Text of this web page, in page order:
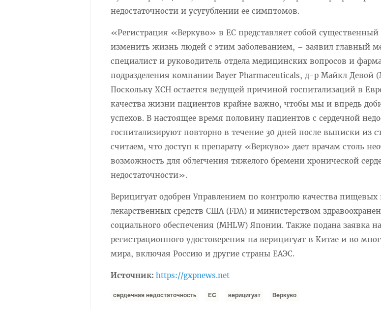
недостаточности и усугублении ее симптомов.
«Регистрация «Веркуво» в ЕС представляет собой
изменить жизнь людей с этим заболеванием, – заявил главный
специалист и руководитель отдела медицинских вопросов и
подразделения компании Bayer Pharmaceuticals, д-р Майкл Девой
Поскольку ХСН остается ведущей причиной госпитализаций в
качества жизни пациентов крайне важно, чтобы мы и впредь
успехов. В настоящее время половину пациентов с сердечной
госпитализируют повторно в течение 30 дней после выписки из
считаем, что доступ к препарату «Веркуво» дает врачам столь
возможность для облегчения тяжелого бремени хронической
недостаточности».
Верицигуат одобрен Управлением по контролю качества пищевых
лекарственных средств США (FDA) и министерством
социального обеспечения (MHLW) Японии. Также подана заявка
регистрационного удостоверения на верицигуат в Китае и во
мира, включая Россию и другие страны ЕАЭС.
Источник: https://gxpnews.net
сердечная недостаточность ЕС верицигуат Веркуво